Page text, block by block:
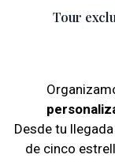
Tour
Desde tu
de cinco